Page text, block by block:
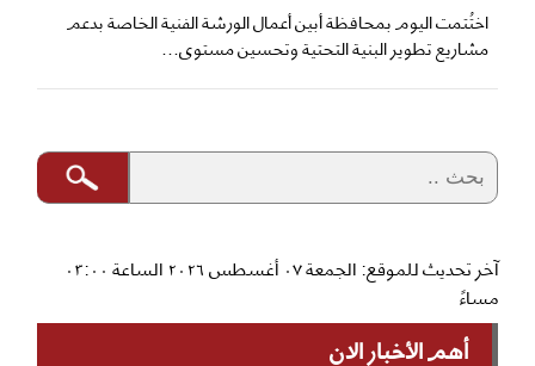
اختُتمت اليوم بمحافظة أبين أعمال الورشة الفنية الخاصة بدعم
مشاريع تطوير البنية التحتية وتحسين مستوى...
آخر تحديث للموقع: الجمعة ٠٧ أغسطس ٢٠٢٦ الساعة ٠٣:٠٠
مساءً
أهم الأخبار الان